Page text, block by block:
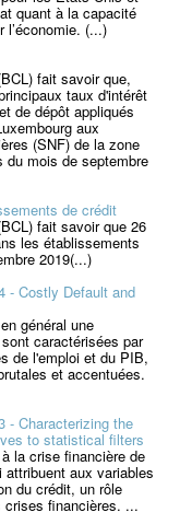
quant à la capacité
l’économie. (...)
fait savoir que,
taux d'intérêt
de dépôt appliqués
aux
(SNF) de la zone
du mois de septembre
de crédit
fait savoir que 26
les établissements
2019(...)
- Costly Default and
général une
caractérisées par
de l'emploi et du PIB,
et accentuées.
- Characterizing the
to statistical filters
la crise financière de
aux variables
du crédit, un rôle
crises financières. ...